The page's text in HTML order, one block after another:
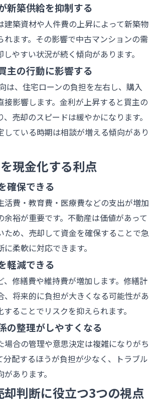
新築供給を抑制する
建築資材や人件費の上昇によって新築物
れます。その影響で中古マンションの需
やすい状況が続く傾向があります。
主の行動に影響する
は、住宅ローンの負担を左右し、購入
接影響します。金利が上昇すると買主の
売却のスピードは緩やかになります。
している時期は相談が増える傾向があり
現金化する利点
確保できる
活費・教育費・医療費などの支出が増加
余裕が重要です。不動産は価値があって
ため、売却して資金を確保することで急
柔軟に対応できます。
軽減できる
、修繕費や維持費が増加します。修繕計
、将来的に負担が大きくなる可能性があ
することでリスクを抑えられます。
の整理がしやすくなる
場合の管理や意思決定は複雑になりがち
分配するほうが負担が少なく、トラブル
あります。
判断に役立つ3つの視点